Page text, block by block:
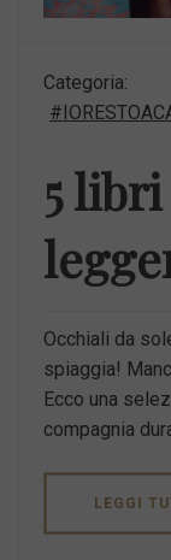
Categoria:
5
Occhiali da
spiaggia!
Ecco una
compagnia
LEGGI